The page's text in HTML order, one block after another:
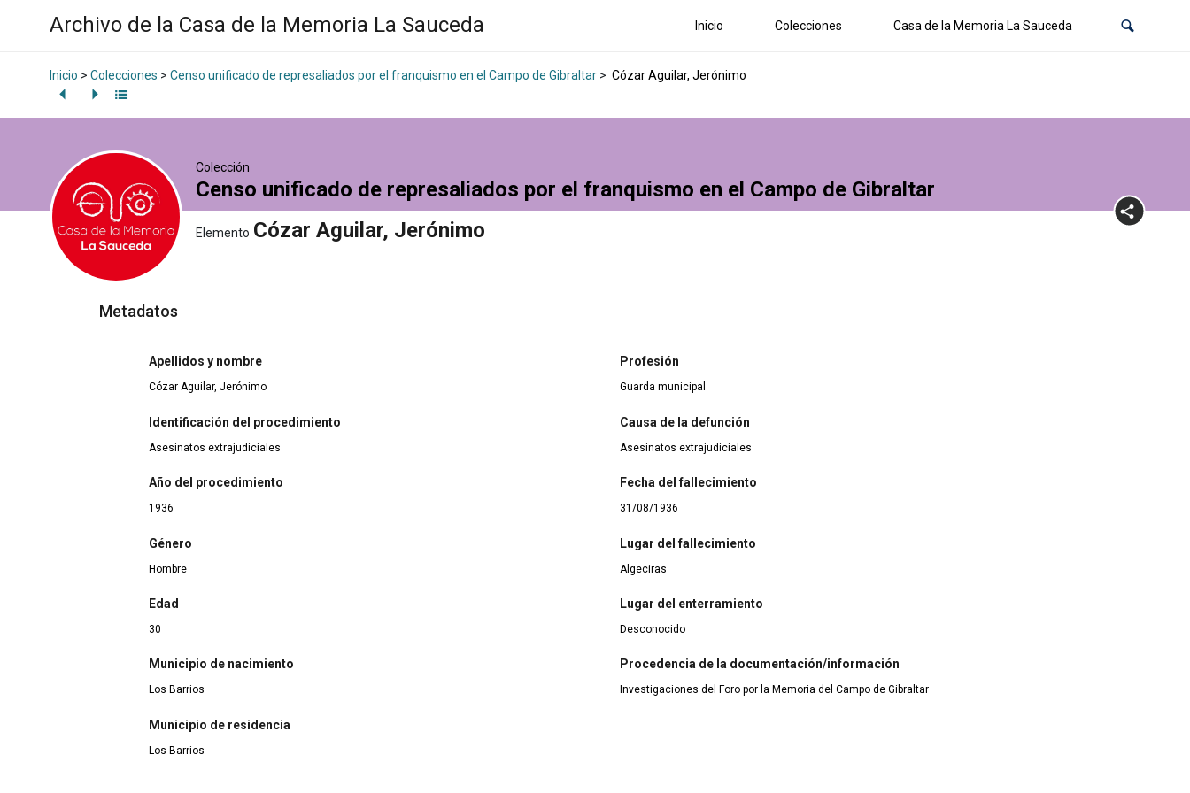
Archivo de la Casa de la Memoria La Sauceda Inicio Colecciones Casa de la Memoria La Sauceda
Inicio > Colecciones > Censo unificado de represaliados por el franquismo en el Campo de Gibraltar > Cózar Aguilar, Jerónimo
Colección
Censo unificado de represaliados por el franquismo en el Campo de Gibraltar
Elemento Cózar Aguilar, Jerónimo
Metadatos
Apellidos y nombre
Cózar Aguilar, Jerónimo
Identificación del procedimiento
Asesinatos extrajudiciales
Año del procedimiento
1936
Género
Hombre
Edad
30
Municipio de nacimiento
Los Barrios
Municipio de residencia
Los Barrios
Profesión
Guarda municipal
Causa de la defunción
Asesinatos extrajudiciales
Fecha del fallecimiento
31/08/1936
Lugar del fallecimiento
Algeciras
Lugar del enterramiento
Desconocido
Procedencia de la documentación/información
Investigaciones del Foro por la Memoria del Campo de Gibraltar